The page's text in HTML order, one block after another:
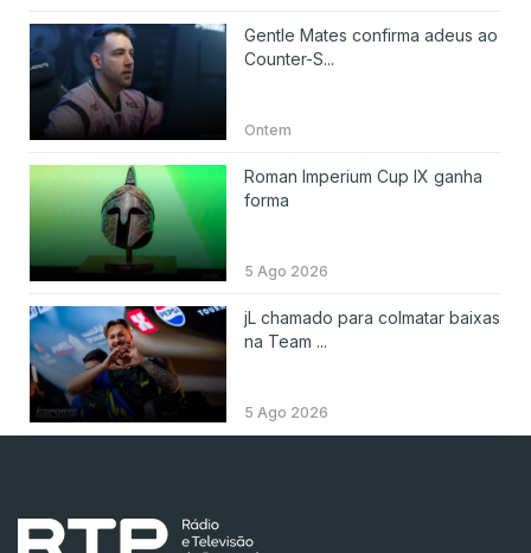
Gentle Mates confirma adeus ao
Counter-S...
Ontem
Roman Imperium Cup IX ganha
forma
5 Ago 2026
jL chamado para colmatar baixas
na Team ...
5 Ago 2026